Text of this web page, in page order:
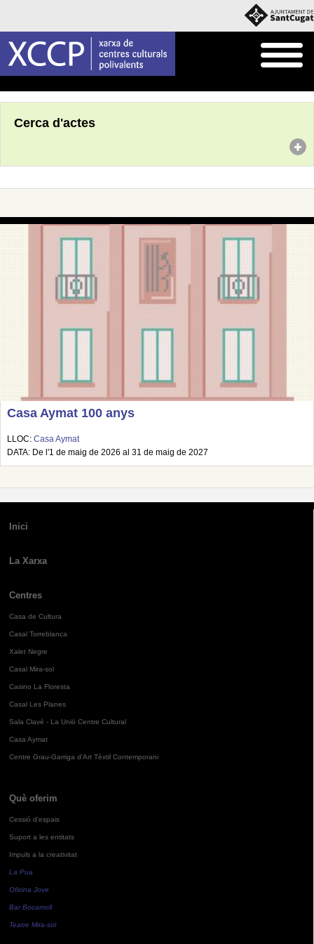
Cerca d'actes
Casa Aymat 100 anys
LLOC: Casa Aymat
DATA: De l'1 de maig de 2026 al 31 de maig de 2027
Inici
La Xarxa
Centres
Casa de Cultura
Casal Torreblanca
Xalet Negre
Casal Mira-sol
Casino La Floresta
Casal Les Planes
Sala Clavé - La Unió Centre Cultural
Casa Aymat
Centre Grau-Garriga d'Art Tèxtil Contemporani
Què oferim
Cessió d'espais
Suport a les entitats
Impuls a la creativitat
La Pua
Oficina Jove
Bar Bocamoll
Teatre Mira-sol